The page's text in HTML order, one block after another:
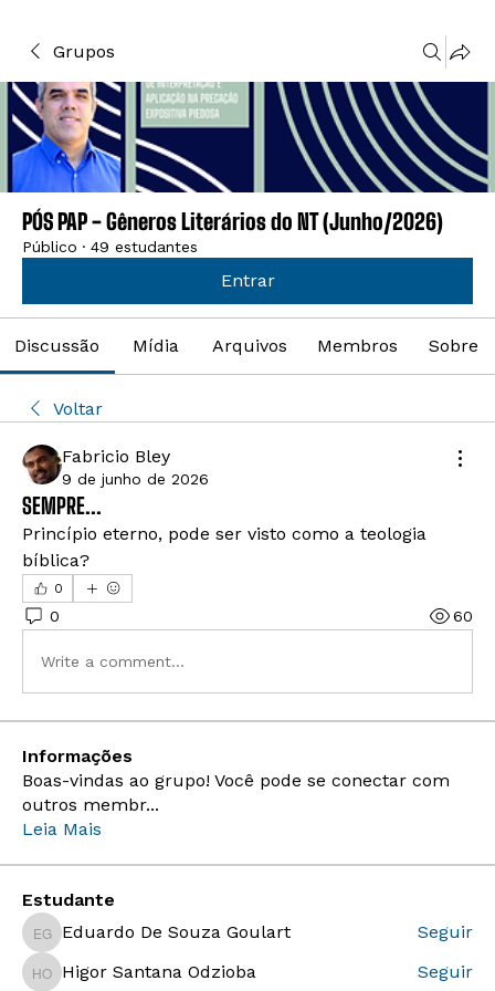
Grupos
PÓS PAP - Gêneros Literários do NT (Junho/2026)
Público · 49 estudantes
Entrar
Discussão Mídia Arquivos Membros Sobre
Voltar
Fabricio Bley
9 de junho de 2026
SEMPRE...
Princípio eterno, pode ser visto como a teologia
bíblica?
0
0 60
Write a comment...
Informações
Boas-vindas ao grupo! Você pode se conectar com
outros membr...
Leia Mais
Estudante
Eduardo De Souza Goulart
Eduardo De Souza Goulart Seguir
Higor Santana Odzioba
Higor Santana Odzioba Seguir